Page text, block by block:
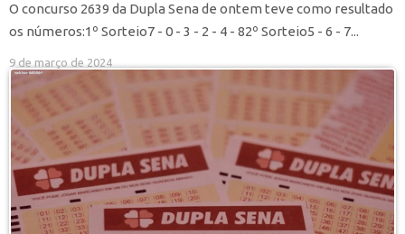
O concurso 2639 da Dupla Sena de ontem teve como resultado
os números:1º Sorteio7 - 0 - 3 - 2 - 4 - 82º Sorteio5 - 6 - 7...
9 de março de 2024